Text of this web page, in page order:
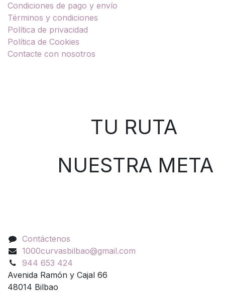
Condiciones de pago y envío
Términos y condiciones
Política de privacidad
Política de Cookies
Contacte con nosotros
TU RUTA
NUESTRA META
Contáctenos
1000curvasbilbao@gmail.com
944 653 424
Avenida Ramón y Cajal 66
48014 Bilbao